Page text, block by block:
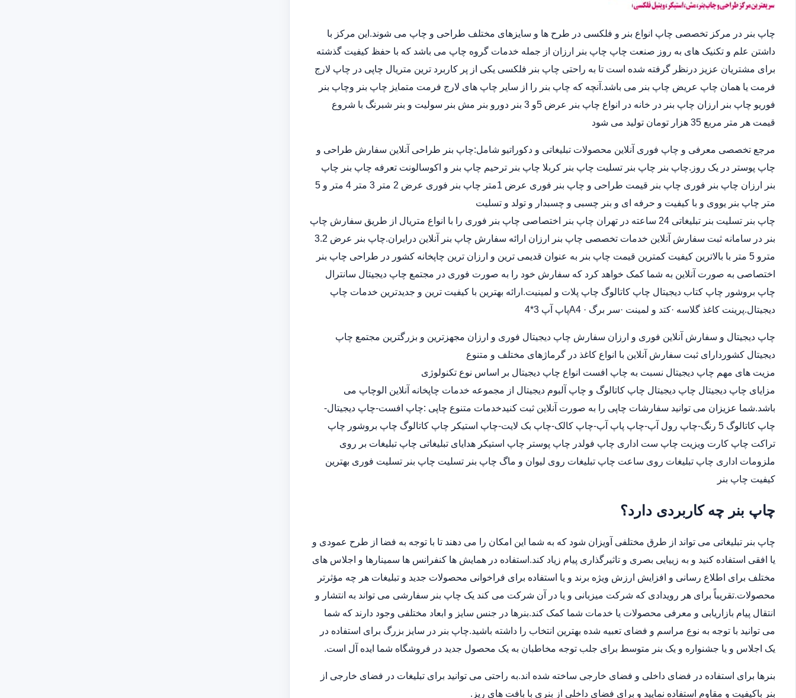
چاپ بنر در مرکز تخصصی چاپ انواع بنر و فلکسی در طرح ها و سایزهای مختلف طراحی و چاپ می شوند.این مرکز با
داشتن علم و تکنیک های به روز صنعت چاپ چاپ بنر ارزان از جمله خدمات گروه چاپ می باشد که با حفظ کیفیت گذشته
برای مشتریان عزیز درنظر گرفته شده است تا به راحتی چاپ بنر فلکسی یکی از پر کاربرد ترین متریال چاپی در چاپ لارج
فرمت یا همان چاپ عریض چاپ بنر می باشد.آنچه که چاپ بنر را از سایر چاپ های لارج فرمت متمایز چاپ بنر وچاپ بنر
فوریو چاپ بنر ارزان چاپ بنر در خانه در انواع چاپ بنر عرض 5و 3 بنر دورو بنر مش بنر سولیت و بنر شبرنگ با شروع
قیمت هر متر مربع 35 هزار تومان تولید می شود
مرجع تخصصی معرفی و چاپ فوری آنلاین محصولات تبلیغاتی و دکوراتیو شامل:چاپ بنر طراحی آنلاین سفارش طراحی و
چاپ پوستر در یک روز.چاپ بنر چاپ بنر تسلیت چاپ بنر کربلا چاپ بنر ترحیم چاپ بنر و اکوسالونت تعرفه چاپ بنر چاپ
بنر ارزان چاپ بنر فوری چاپ بنر قیمت طراحی و چاپ بنر فوری عرض 1متر چاپ بنر فوری عرض 2 متر 3 متر 4 متر و 5
متر چاپ بنر یووی و با کیفیت و حرفه ای و بنر چسبی و چسبدار و تولد و تسلیت
چاپ بنر تسلیت بنر تبلیغاتی 24 ساعته در تهران چاپ بنر اختصاصی چاپ بنر فوری را با انواع متریال از طریق سفارش چاپ
بنر در سامانه ثبت سفارش آنلاین خدمات تخصصی چاپ بنر ارزان ارائه سفارش چاپ بنر آنلاین درایران.چاپ بنر عرض 3.2
مترو 5 متر با بالاترین کیفیت کمترین قیمت چاپ بنر به عنوان قدیمی ترین و ارزان ترین چاپخانه کشور در طراحی چاپ بنر
اختصاصی به صورت آنلاین به شما کمک خواهد کرد که سفارش خود را به صورت فوری در مجتمع چاپ دیجیتال سانترال
چاپ بروشور چاپ کتاب دیجیتال چاپ کاتالوگ چاپ پلات و لمینیت.ارائه بهترین با کیفیت ترین و جدیدترین خدمات چاپ
دیجیتال.پرینت کاغذ گلاسه ·‎کتد و لمینت ·‎سر برگ A4 ·‎پاپ آپ 3*4
چاپ دیجیتال و سفارش آنلاین فوری و ارزان سفارش چاپ دیجیتال فوری و ارزان مجهزترین و بزرگترین مجتمع چاپ
دیجیتال کشوردارای ثبت سفارش آنلاین با انواع کاغذ در گرماژهای مختلف و متنوع
مزیت های مهم چاپ دیجیتال نسبت به چاپ افست انواع چاپ دیجیتال بر اساس نوع تکنولوژی
مزایای چاپ دیجیتال چاپ دیجیتال چاپ کاتالوگ و چاپ آلبوم دیجیتال از مجموعه خدمات چاپخانه آنلاین الوچاپ می
باشد.شما عزیزان می توانید سفارشات چاپی را به صورت آنلاین ثبت کنیدخدمات متنوع چاپی :چاپ افست-چاپ دیجیتال-
چاپ کاتالوگ 5 رنگ-چاپ رول آپ-چاپ پاپ آپ-چاپ کالک-چاپ بک لایت-چاپ استیکر چاپ کاتالوگ چاپ بروشور چاپ
تراکت چاپ کارت ویزیت چاپ ست اداری چاپ فولدر چاپ پوستر چاپ استیکر هدایای تبلیغاتی چاپ تبلیغات بر روی
ملزومات اداری چاپ تبلیغات روی ساعت چاپ تبلیغات روی لیوان و ماگ چاپ بنر تسلیت چاپ بنر تسلیت فوری بهترین
کیفیت چاپ بنر
چاپ بنر چه کاربردی دارد؟
چاپ بنر تبلیغاتی می تواند از طرق مختلفی آویزان شود که به شما این امکان را می دهند تا با توجه به فضا از طرح عمودی و
یا افقی استفاده کنید و به زییایی بصری و تاثیرگذاری پیام زیاد کند.استفاده در همایش ها کنفرانس ها سمینارها و اجلاس های
مختلف برای اطلاع رسانی و افزایش ارزش ویژه برند و یا استفاده برای فراخوانی محصولات جدید و تبلیغات هر چه مؤثرتر
محصولات.تقریباً برای هر رویدادی که شرکت میزبانی و یا در آن شرکت می کند یک چاپ بنر سفارشی می تواند به انتشار و
انتقال پیام بازاریابی و معرفی محصولات یا خدمات شما کمک کند.بنرها در جنس سایز و ابعاد مختلفی وجود دارند که شما
می توانید با توجه به نوع مراسم و فضای تعبیه شده بهترین انتخاب را داشته باشید.چاپ بنر در سایز بزرگ برای استفاده در
یک اجلاس و یا جشنواره و یک بنر متوسط برای جلب توجه مخاطبان به یک محصول جدید در فروشگاه شما ایده آل است.
بنرها برای استفاده در فضای داخلی و فضای خارجی ساخته شده اند.به راحتی می توانید برای تبلیغات در فضای خارجی از
بنر باکیفیت و مقاوم استفاده نمایید و برای فضای داخلی از بنری با بافت های ریز.